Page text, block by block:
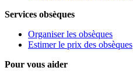
Services obsèques
Organiser les obsèques
Estimer le prix des obsèques
Pour vous aider